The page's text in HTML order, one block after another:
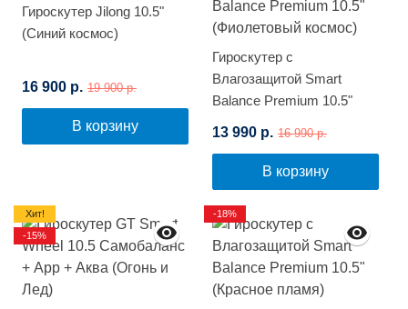
Гироскутер Jilong 10.5"
(Синий космос)
16 900 р. 19 900 р.
В корзину
Гироскутер с
Влагозащитой Smart
Balance Premium 10.5"
13 990 р. 16 990 р.
В корзину
Хит!
-15%
-18%